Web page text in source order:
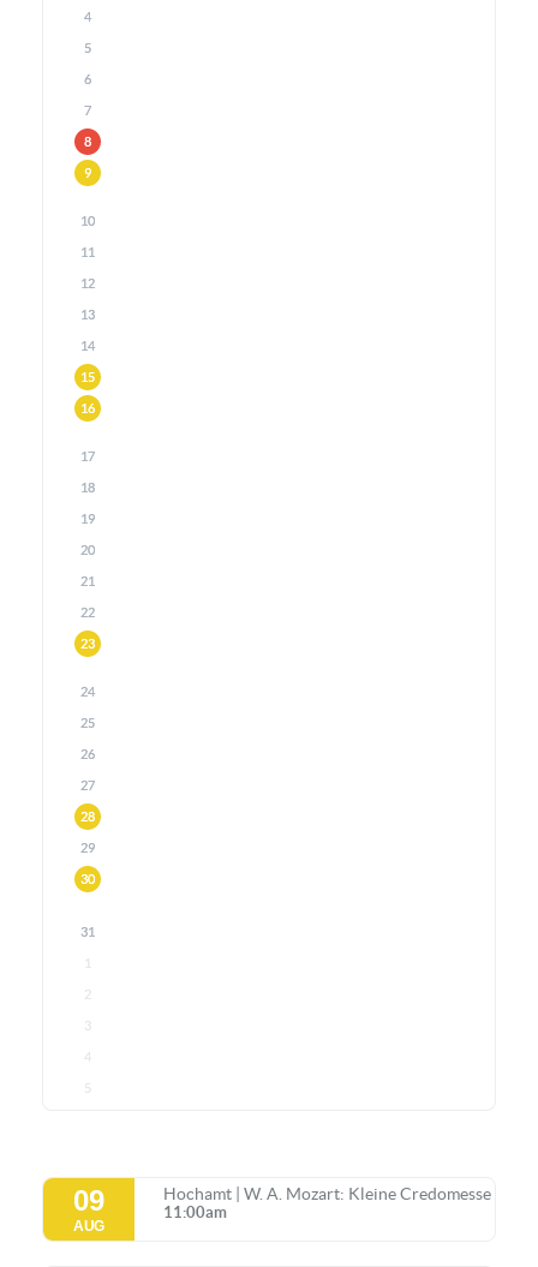
4
5
6
7
8
9
10
11
12
13
14
15
16
17
18
19
20
21
22
23
24
25
26
27
28
29
30
31
1
2
3
4
5
09
AUG
Hochamt | W. A. Mozart: Kleine Credomesse
11:00am